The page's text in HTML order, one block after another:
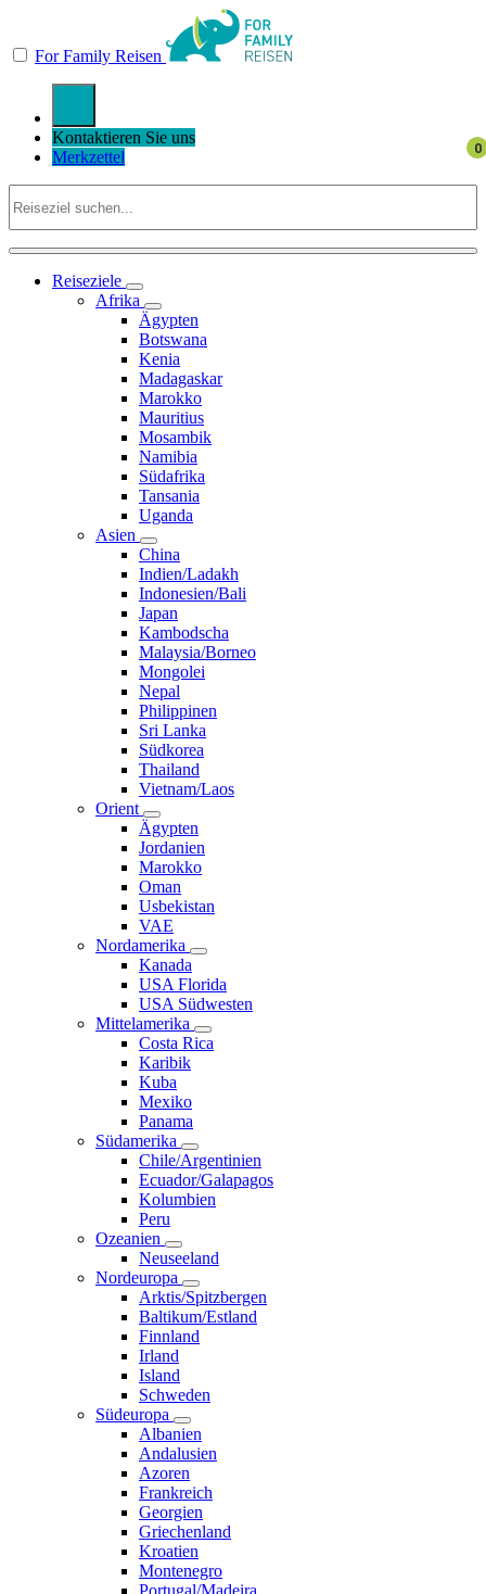
For Family Reisen
Kontaktieren Sie uns
Merkzettel
Reiseziele
Afrika
Ägypten
Botswana
Kenia
Madagaskar
Marokko
Mauritius
Mosambik
Namibia
Südafrika
Tansania
Uganda
Asien
China
Indien/Ladakh
Indonesien/Bali
Japan
Kambodscha
Malaysia/Borneo
Mongolei
Nepal
Philippinen
Sri Lanka
Südkorea
Thailand
Vietnam/Laos
Orient
Ägypten
Jordanien
Marokko
Oman
Usbekistan
VAE
Nordamerika
Kanada
USA Florida
USA Südwesten
Mittelamerika
Costa Rica
Karibik
Kuba
Mexiko
Panama
Südamerika
Chile/Argentinien
Ecuador/Galapagos
Kolumbien
Peru
Ozeanien
Neuseeland
Nordeuropa
Arktis/Spitzbergen
Baltikum/Estland
Finnland
Irland
Island
Schweden
Südeuropa
Albanien
Andalusien
Azoren
Frankreich
Georgien
Griechenland
Kroatien
Montenegro
Portugal/Madeira